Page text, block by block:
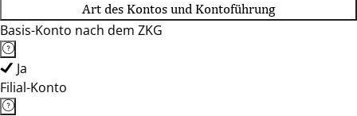
Art des Kontos und Kontoführung
Basis-Konto nach dem ZKG
Ja
Filial-Konto